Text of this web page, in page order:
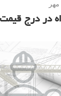
در درج